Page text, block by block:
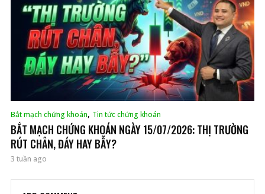
Bắt mạch chứng khoán, Tin tức chứng khoán
BẮT MẠCH CHỨNG KHOÁN NGÀY 15/07/2026: THỊ TRƯỜNG
RÚT CHÂN, ĐÁY HAY BẪY?
3 tuần ago